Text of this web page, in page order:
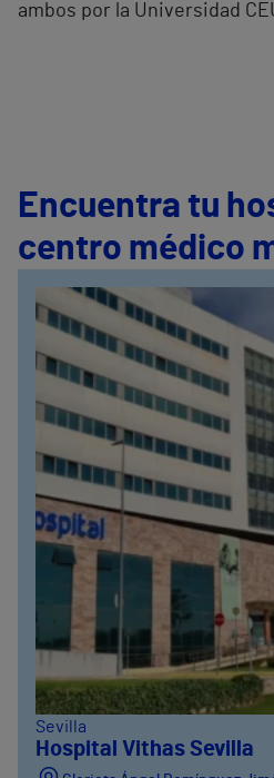
ambos por la Universidad
Encuentra tu
centro médico
Sevilla
Hospital Vithas Sevilla